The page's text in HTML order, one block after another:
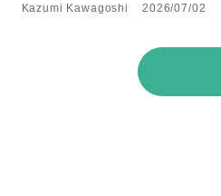
Kazumi Kawagoshi 2026/07/02